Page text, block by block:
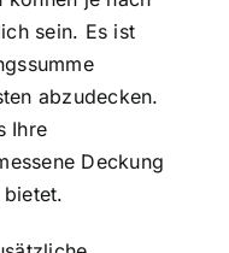
sein. Es ist
abzudecken.
Ihre
Deckung